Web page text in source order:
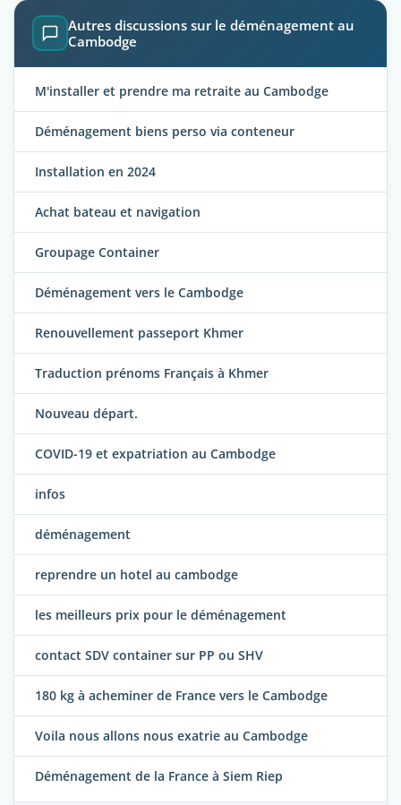
Autres discussions sur le déménagement au
Cambodge
M'installer et prendre ma retraite au Cambodge
Déménagement biens perso via conteneur
Installation en 2024
Achat bateau et navigation
Groupage Container
Déménagement vers le Cambodge
Renouvellement passeport Khmer
Traduction prénoms Français à Khmer
Nouveau départ.
COVID-19 et expatriation au Cambodge
infos
déménagement
reprendre un hotel au cambodge
les meilleurs prix pour le déménagement
contact SDV container sur PP ou SHV
180 kg à acheminer de France vers le Cambodge
Voila nous allons nous exatrie au Cambodge
Déménagement de la France à Siem Riep